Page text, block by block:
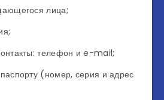
лица;
телефон и e-mail;
(номер, серия и адрес